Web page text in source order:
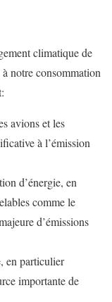
climatique de
notre consommation
avions et les
à l’émission
d’énergie, en
comme le
d’émissions
en particulier
importante de